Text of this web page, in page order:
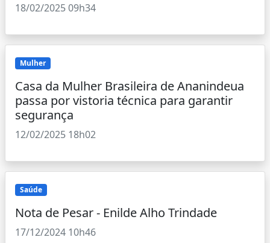
18/02/2025 09h34
Mulher
Casa da Mulher Brasileira de Ananindeua
passa por vistoria técnica para garantir
segurança
12/02/2025 18h02
Saúde
Nota de Pesar - Enilde Alho Trindade
17/12/2024 10h46